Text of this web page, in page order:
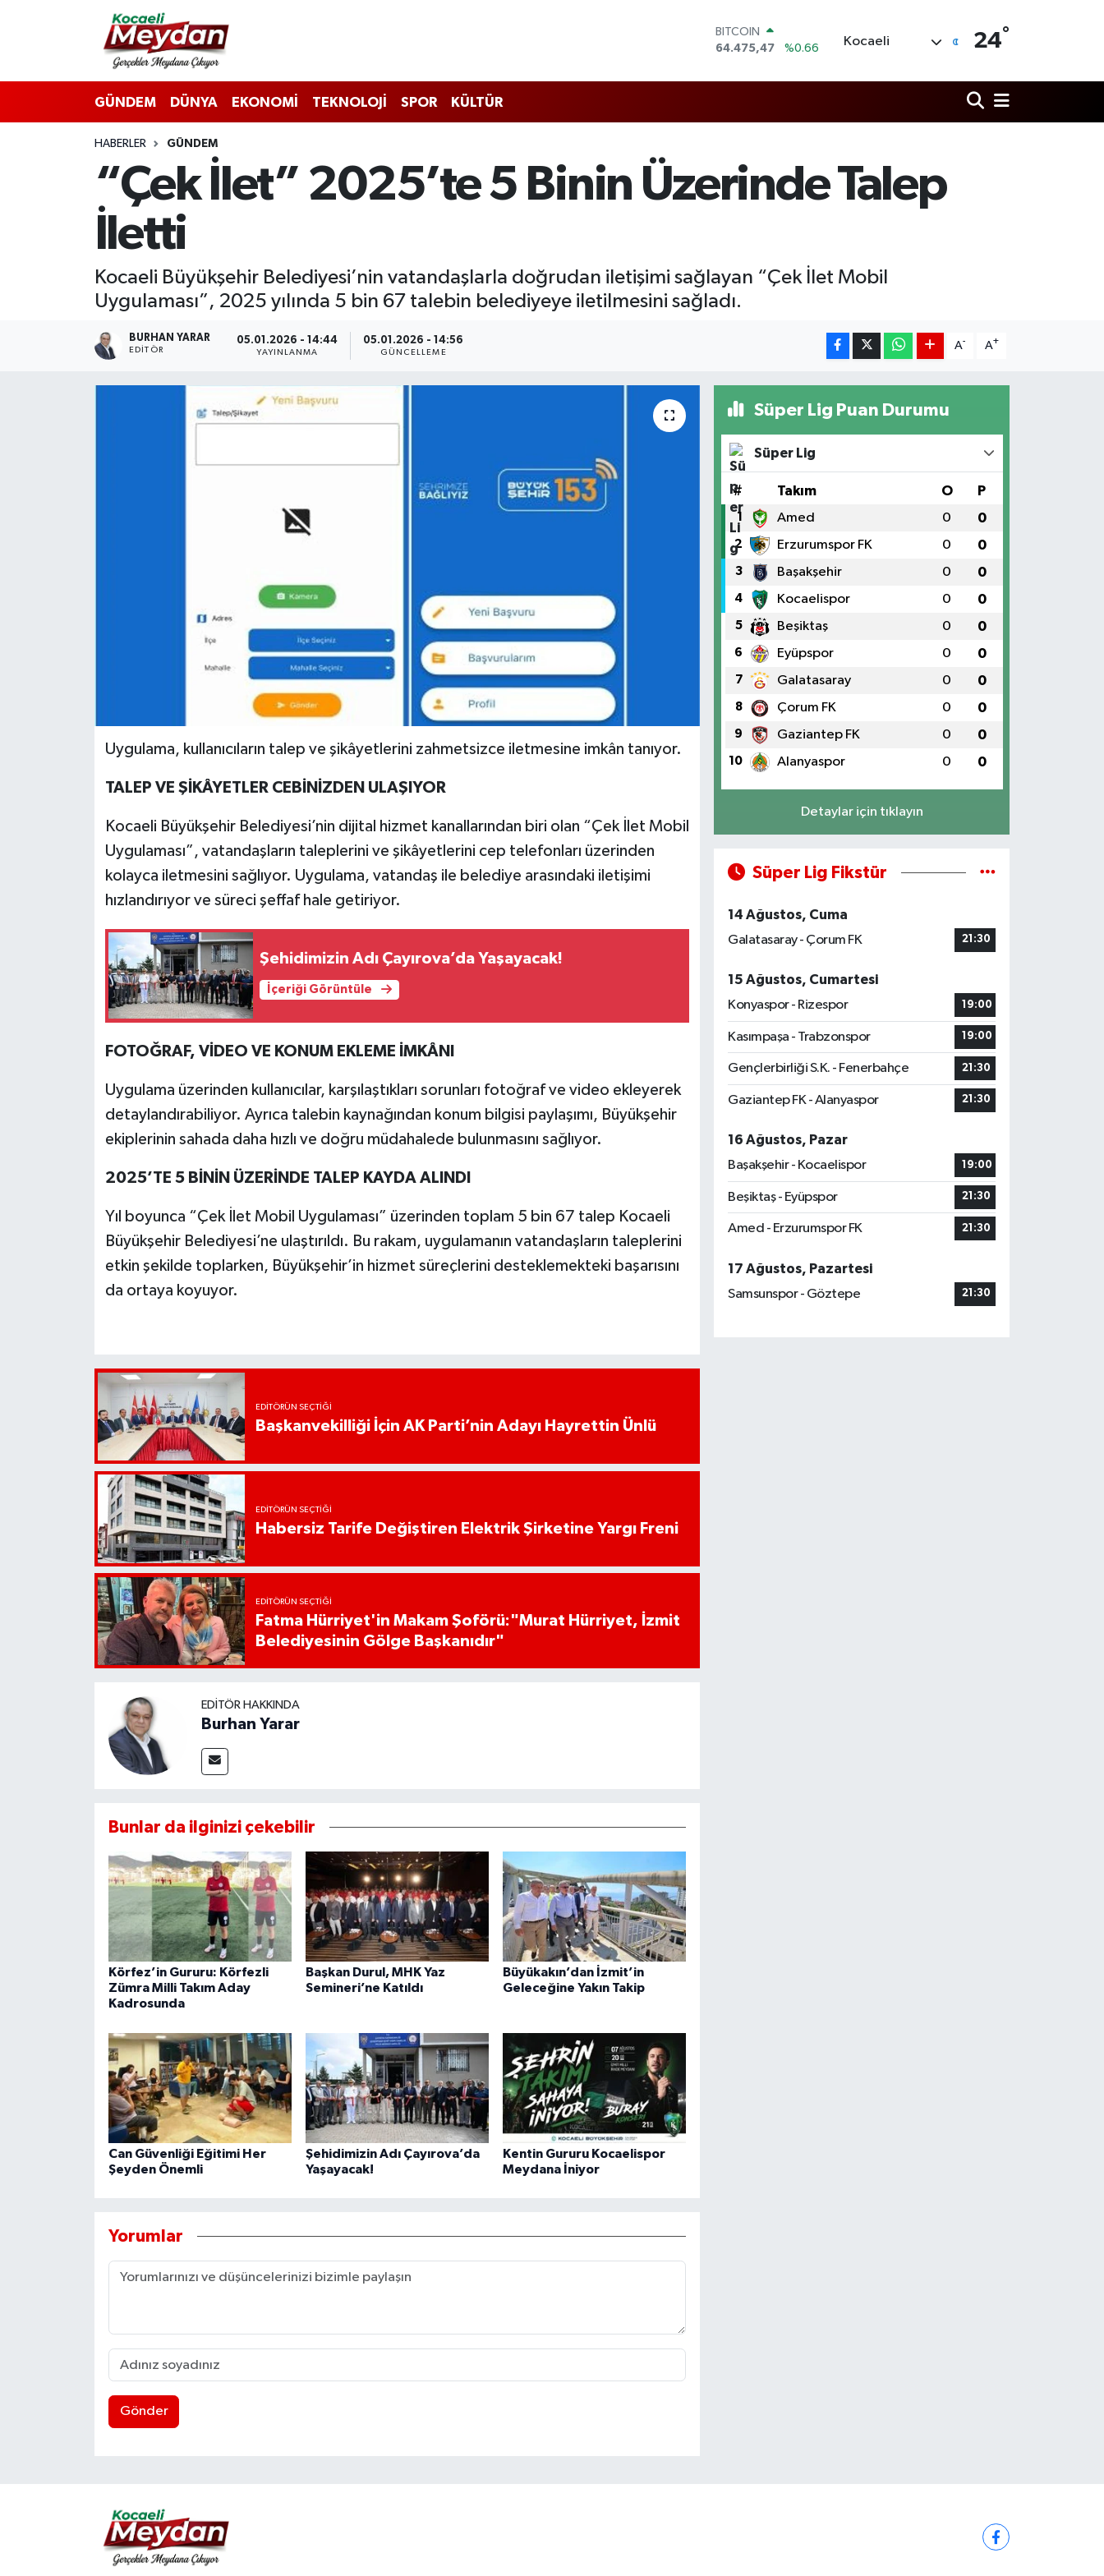
STERLİN
6527.85
BİST100
Kocaeli 24°
GÜNDEM DÜNYA EKONOMİ TEKNOLOJİ SPOR KÜLTÜR
HABERLER GÜNDEM
“Çek İlet” 2025’te 5 Binin Üzerinde Talep
İletti
Kocaeli Büyükşehir Belediyesi’nin vatandaşlarla doğrudan iletişimi sağlayan “Çek İlet Mobil
Uygulaması”, 2025 yılında 5 bin 67 talebin belediyeye iletilmesini sağladı.
BURHAN YARAR
EDITÖR
05.01.2026 - 14:44
YAYINLANMA
05.01.2026 - 14:56
GÜNCELLEME
A- A+
Uygulama, kullanıcıların talep ve şikâyetlerini zahmetsizce iletmesine imkân tanıyor.
TALEP VE ŞİKÂYETLER CEBİNİZDEN ULAŞIYOR
Kocaeli Büyükşehir Belediyesi’nin dijital hizmet kanallarından biri olan “Çek İlet Mobil
Uygulaması”, vatandaşların taleplerini ve şikâyetlerini cep telefonları üzerinden
kolayca iletmesini sağlıyor. Uygulama, vatandaş ile belediye arasındaki iletişimi
hızlandırıyor ve süreci şeffaf hale getiriyor.
Şehidimizin Adı Çayırova’da Yaşayacak!
İçeriği Görüntüle
FOTOĞRAF, VİDEO VE KONUM EKLEME İMKÂNI
Uygulama üzerinden kullanıcılar, karşılaştıkları sorunları fotoğraf ve video ekleyerek
detaylandırabiliyor. Ayrıca talebin kaynağından konum bilgisi paylaşımı, Büyükşehir
ekiplerinin sahada daha hızlı ve doğru müdahalede bulunmasını sağlıyor.
2025’TE 5 BİNİN ÜZERİNDE TALEP KAYDA ALINDI
Yıl boyunca “Çek İlet Mobil Uygulaması” üzerinden toplam 5 bin 67 talep Kocaeli
Büyükşehir Belediyesi’ne ulaştırıldı. Bu rakam, uygulamanın vatandaşların taleplerini
etkin şekilde toplarken, Büyükşehir’in hizmet süreçlerini desteklemekteki başarısını
da ortaya koyuyor.
EDITÖRÜN SEÇTIĞI
Başkanvekilliği İçin AK Parti’nin Adayı Hayrettin Ünlü
EDITÖRÜN SEÇTIĞI
Habersiz Tarife Değiştiren Elektrik Şirketine Yargı Freni
EDITÖRÜN SEÇTIĞI
Fatma Hürriyet'in Makam Şoförü:"Murat Hürriyet, İzmit
Belediyesinin Gölge Başkanıdır"
EDITÖR HAKKINDA
Burhan Yarar
Bunlar da ilginizi çekebilir
Körfez’in Gururu: Körfezli
Zümra Milli Takım Aday
Kadrosunda
Başkan Durul, MHK Yaz
Semineri’ne Katıldı
Büyükakın’dan İzmit’in
Geleceğine Yakın Takip
Can Güvenliği Eğitimi Her
Şeyden Önemli
Şehidimizin Adı Çayırova’da
Yaşayacak!
Kentin Gururu Kocaelispor
Meydana İniyor
Yorumlar
Gönder
Süper Lig Puan Durumu
Süper Lig
# Takım O P
1 Amed 0 0
2 Erzurumspor FK 0 0
3 Başakşehir 0 0
4 Kocaelispor 0 0
5 Beşiktaş 0 0
6 Eyüpspor 0 0
7 Galatasaray 0 0
8 Çorum FK 0 0
9 Gaziantep FK 0 0
10 Alanyaspor 0 0
Detaylar için tıklayın
Süper Lig Fikstür
14 Ağustos, Cuma
Galatasaray - Çorum FK
21:30
15 Ağustos, Cumartesi
Konyaspor - Rizespor
19:00
Kasımpaşa - Trabzonspor 19:00
Gençlerbirliği S.K. - Fenerbahçe 21:30
Gaziantep FK - Alanyaspor 21:30
16 Ağustos, Pazar
Başakşehir - Kocaelispor
19:00
Beşiktaş - Eyüpspor 21:30
Amed - Erzurumspor FK 21:30
17 Ağustos, Pazartesi
Samsunspor - Göztepe
21:30
Nöbetçi Eczaneler
Hava Durumu
Trafik Durumu
Süper Lig Puan Durumu ve Fikstür
Tüm Manşetler
Son Dakika Haberleri
Haber Arşivi